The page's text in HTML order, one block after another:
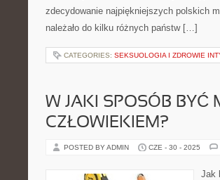
zdecydowanie najpiękniejszych polskich
należało do kilku różnych państw […]
CATEGORIES: SEKSUOLOGIA I ZDROWIE
W JAKI SPOSÓB BYĆ
CZŁOWIEKIEM?
POSTED BY ADMIN CZE - 30 - 2025
Jak